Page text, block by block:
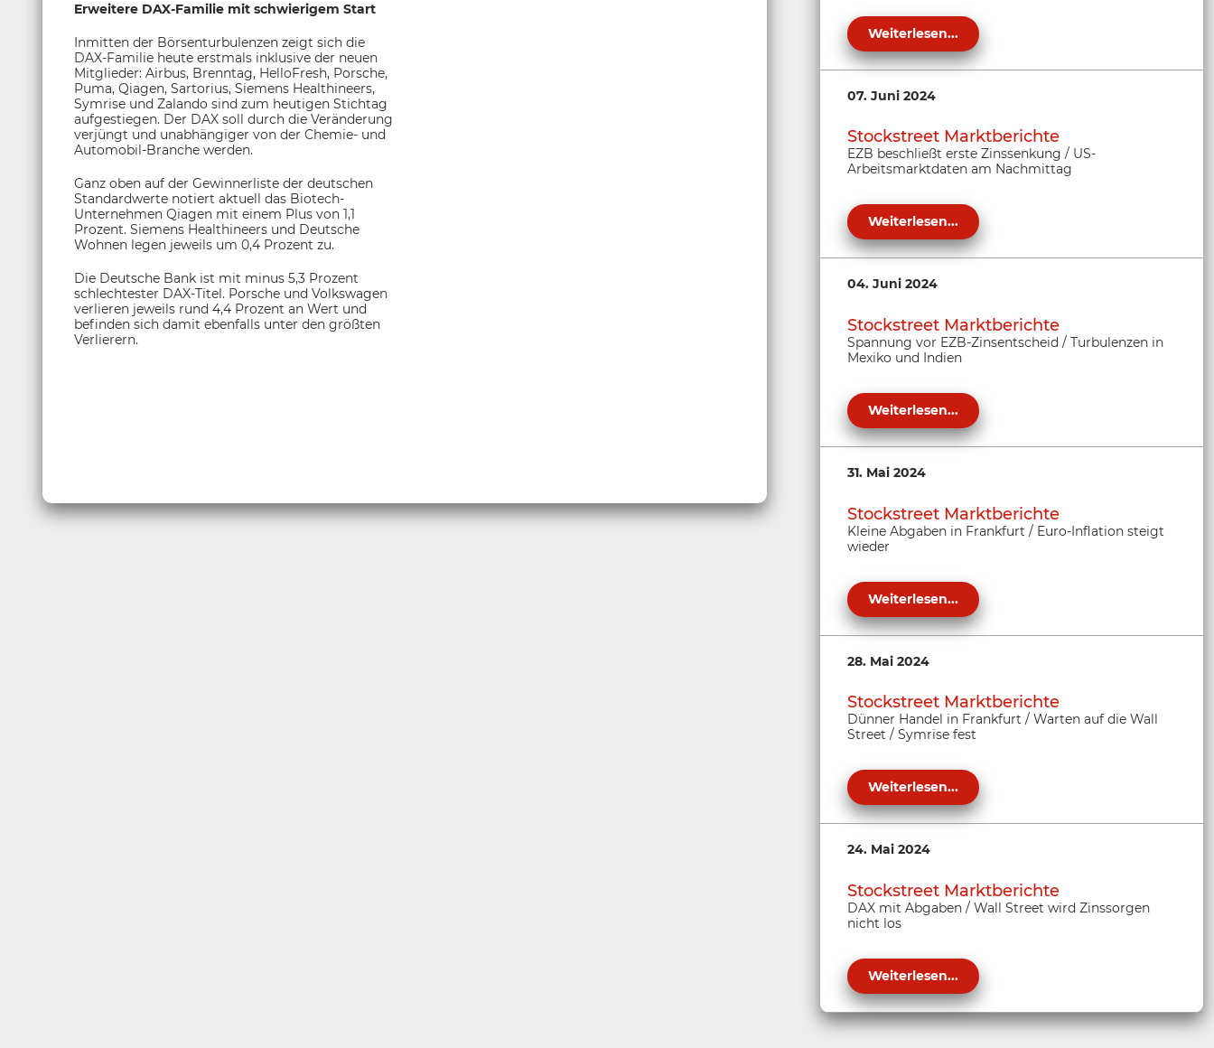
Erweitere DAX-Familie mit schwierigem Start
Inmitten der Börsenturbulenzen zeigt sich die
DAX-Familie heute erstmals inklusive der neuen
Mitglieder: Airbus, Brenntag, HelloFresh, Porsche,
Puma, Qiagen, Sartorius, Siemens Healthineers,
Symrise und Zalando sind zum heutigen Stichtag
aufgestiegen. Der DAX soll durch die Veränderung
verjüngt und unabhängiger von der Chemie- und
Automobil-Branche werden.
Ganz oben auf der Gewinnerliste der deutschen
Standardwerte notiert aktuell das Biotech-
Unternehmen Qiagen mit einem Plus von 1,1
Prozent. Siemens Healthineers und Deutsche
Wohnen legen jeweils um 0,4 Prozent zu.
Die Deutsche Bank ist mit minus 5,3 Prozent
schlechtester DAX-Titel. Porsche und Volkswagen
verlieren jeweils rund 4,4 Prozent an Wert und
befinden sich damit ebenfalls unter den größten
Verlierern.
Weiterlesen...
07. Juni 2024
Stockstreet Marktberichte
EZB beschließt erste Zinssenkung / US-
Arbeitsmarktdaten am Nachmittag
Weiterlesen...
04. Juni 2024
Stockstreet Marktberichte
Spannung vor EZB-Zinsentscheid / Turbulenzen in
Mexiko und Indien
Weiterlesen...
31. Mai 2024
Stockstreet Marktberichte
Kleine Abgaben in Frankfurt / Euro-Inflation steigt
wieder
Weiterlesen...
28. Mai 2024
Stockstreet Marktberichte
Dünner Handel in Frankfurt / Warten auf die Wall
Street / Symrise fest
Weiterlesen...
24. Mai 2024
Stockstreet Marktberichte
DAX mit Abgaben / Wall Street wird Zinssorgen
nicht los
Weiterlesen...